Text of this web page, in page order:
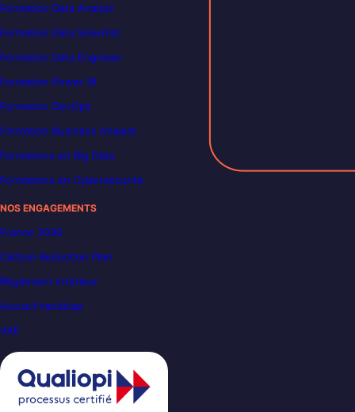
Formation Data Analyst
Formation Data Scientist
Formation Data Engineer
Formation Power BI
Formation DevOps
Formation Business Analyst
Formations en Big Data
Formations en Cybersécurité
NOS ENGAGEMENTS
France 2030
Carbon Reduction Plan
Règlement intérieur
Accueil handicap
VAE